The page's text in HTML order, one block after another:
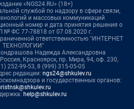
«NGS24.RU» (18+)
службой по надзору в сфере связи,
и массовых коммуникаций
номер и дата принятия решения о
№ ФС 77-78818 от 07.08.2020 г.
ответственностью "ИНТЕРНЕТ
ТЕХНОЛОГИИ"
Надежда Александровна
Красноярск, пр. Мира, 94, оф. 230,
252-99-53, 8 (999) 315-05-05
редакции: ngs24@shkulev.ru
и государственных органов:
help@shkulev.ru